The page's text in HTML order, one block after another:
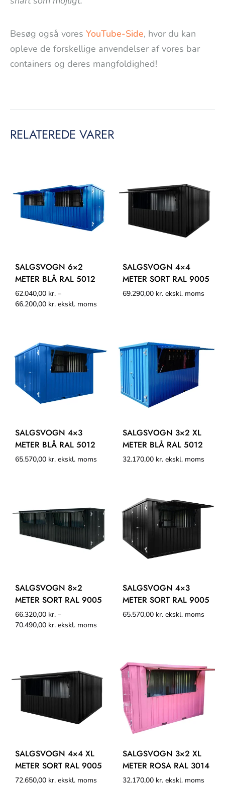
Besøg også vores YouTube-Side, hvor du kan
opleve de forskellige anvendelser af vores bar
containers og deres mangfoldighed!
RELATEREDE VARER
SALGSVOGN 6×2
METER BLÅ RAL 5012
62.040,00 kr. –
66.200,00 kr. ekskl. moms
SALGSVOGN 4×4
METER SORT RAL 9005
69.290,00 kr. ekskl. moms
SALGSVOGN 4×3
METER BLÅ RAL 5012
65.570,00 kr. ekskl. moms
SALGSVOGN 3×2 XL
METER BLÅ RAL 5012
32.170,00 kr. ekskl. moms
SALGSVOGN 8×2
METER SORT RAL 9005
66.320,00 kr. –
70.490,00 kr. ekskl. moms
SALGSVOGN 4×3
METER SORT RAL 9005
65.570,00 kr. ekskl. moms
SALGSVOGN 4×4 XL
METER SORT RAL 9005
72.650,00 kr. ekskl. moms
SALGSVOGN 3×2 XL
METER ROSA RAL 3014
32.170,00 kr. ekskl. moms